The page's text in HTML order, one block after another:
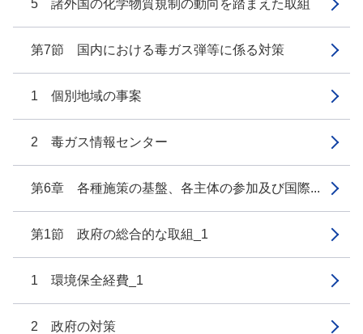
5 諸外国の化学物質規制の動向を踏まえた取組
第7節 国内における毒ガス弾等に係る対策
1 個別地域の事案
2 毒ガス情報センター
第6章 各種施策の基盤、各主体の参加及び国際...
第1節 政府の総合的な取組_1
1 環境保全経費_1
2 政府の対策